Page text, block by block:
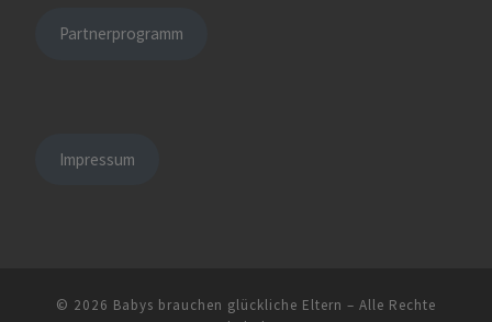
Partnerprogramm
Impressum
© 2026 Babys brauchen glückliche Eltern – Alle Rechte